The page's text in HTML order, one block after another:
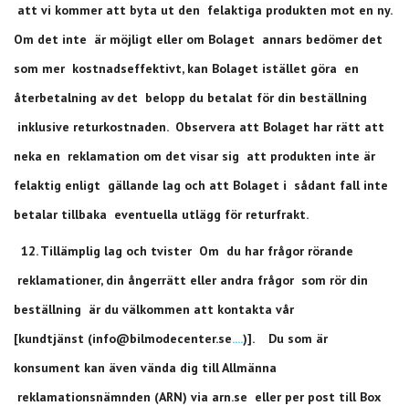
att vi kommer att byta ut den felaktiga produkten mot en ny.
Om det inte är möjligt eller om Bolaget annars bedömer det
som mer kostnadseffektivt, kan Bolaget istället göra en
återbetalning av det belopp du betalat för din beställning
inklusive returkostnaden. Observera att Bolaget har rätt att
neka en reklamation om det visar sig att produkten inte är
felaktig enligt gällande lag och att Bolaget i sådant fall inte
betalar tillbaka eventuella utlägg för returfrakt.
12. Tillämplig lag och tvister Om du har frågor rörande
reklamationer, din ångerrätt eller andra frågor som rör din
beställning är du välkommen att kontakta vår
[kundtjänst (info@bilmodecenter.se....)]. Du som är
konsument kan även vända dig till Allmänna
reklamationsnämnden (ARN) via arn.se eller per post till Box